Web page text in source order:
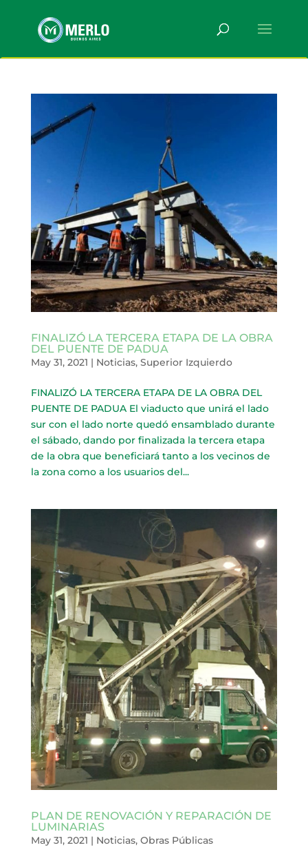
FINALIZÓ LA TERCERA ETAPA DE LA OBRA
DEL PUENTE DE PADUA
May 31, 2021 | Noticias, Superior Izquierdo
FINALIZÓ LA TERCERA ETAPA DE LA OBRA DEL
PUENTE DE PADUA El viaducto que unirá el lado
sur con el lado norte quedó ensamblado durante
el sábado, dando por finalizada la tercera etapa
de la obra que beneficiará tanto a los vecinos de
la zona como a los usuarios del...
PLAN DE RENOVACIÓN Y REPARACIÓN DE
LUMINARIAS
May 31, 2021 | Noticias, Obras Públicas